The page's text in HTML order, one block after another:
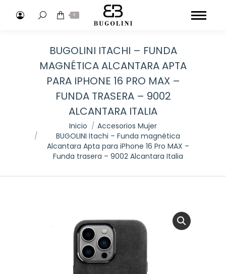
Buscar: 0
BUGOLINI ITACHI – FUNDA
MAGNÉTICA ALCANTARA APTA
PARA IPHONE 16 PRO MAX –
FUNDA TRASERA – 9002
ALCANTARA ITALIA
Estás aquí:Inicio
Accesorios Mujer
BUGOLINI Itachi – Funda magnética
Alcantara Apta para iPhone 16 Pro MAX –
Funda trasera – 9002 Alcantara Italia